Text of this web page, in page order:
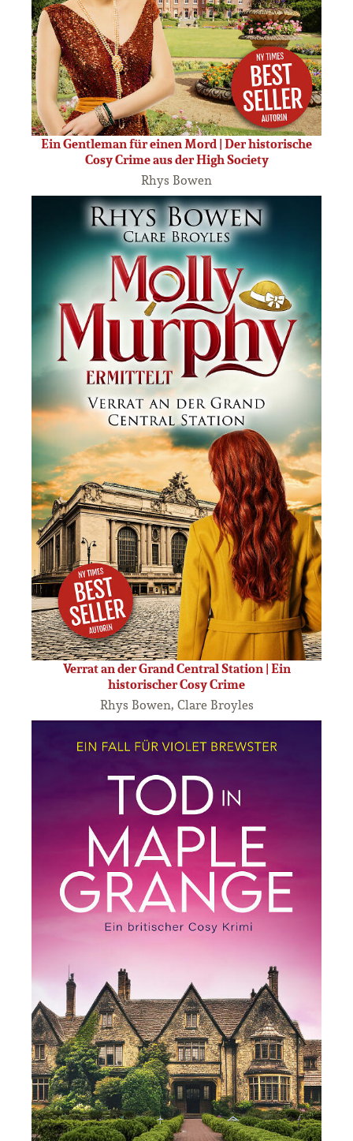
Ein Gentleman für einen Mord | Der historische
Cosy Crime aus der High Society
Rhys Bowen
Verrat an der Grand Central Station | Ein
historischer Cosy Crime
Rhys Bowen, Clare Broyles